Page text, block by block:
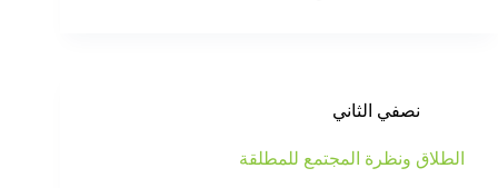
نصفي الثاني
الطلاق ونظرة المجتمع للمطلقة